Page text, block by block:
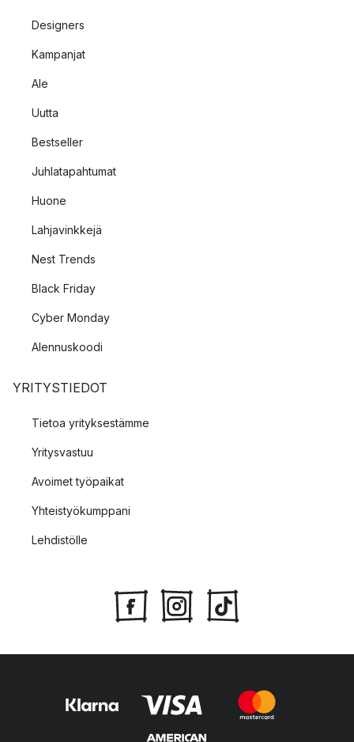
Designers
Kampanjat
Ale
Uutta
Bestseller
Juhlatapahtumat
Huone
Lahjavinkkejä
Nest Trends
Black Friday
Cyber Monday
Alennuskoodi
YRITYSTIEDOT
Tietoa yrityksestämme
Yritysvastuu
Avoimet työpaikat
Yhteistyökumppani
Lehdistölle